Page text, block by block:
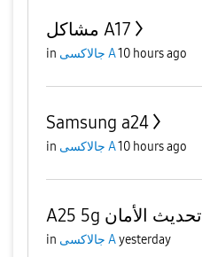
مشاكل A17
in جالاكسى A10 hours ago
Samsung a24
in جالاكسى A10 hours ago
A25 5g تحديث الأمان
in جالاكسى Ayesterday